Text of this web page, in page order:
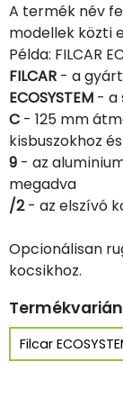
A termék név
modellek közti
Példa: FILCAR
FILCAR - a
ECOSYSTEM - a
C - 125 mm
kisbuszokhoz
9 - az
megadva
/2- az elszívó
Opcionálisan
kocsikhoz.